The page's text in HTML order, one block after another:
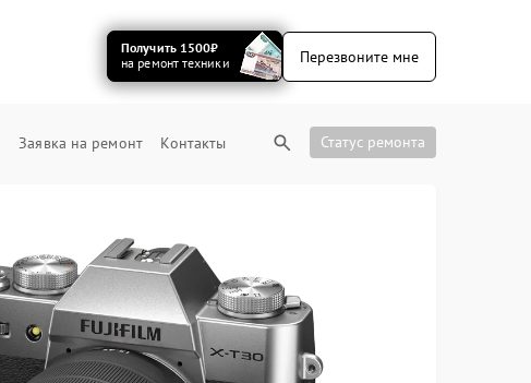
Получить 1500₽
на ремонт техники
Перезвоните мне
Заявка на ремонт Контакты Статус ремонта